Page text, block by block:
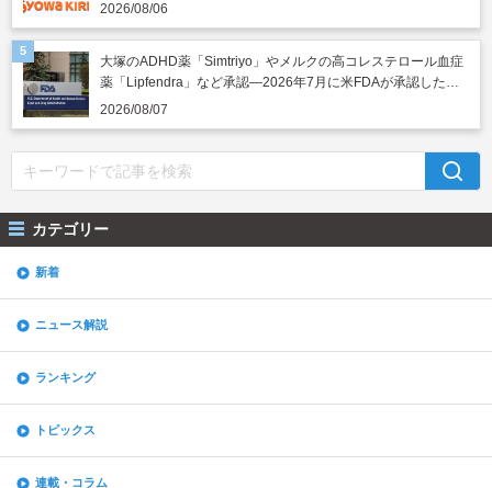
2026/08/06
大塚のADHD薬「Simtriyo」やメルクの高コレステロール血症
薬「Lipfendra」など承認―2026年7月に米FDAが承認した新
薬
2026/08/07
カテゴリー
新着
ニュース解説
ランキング
トピックス
連載・コラム